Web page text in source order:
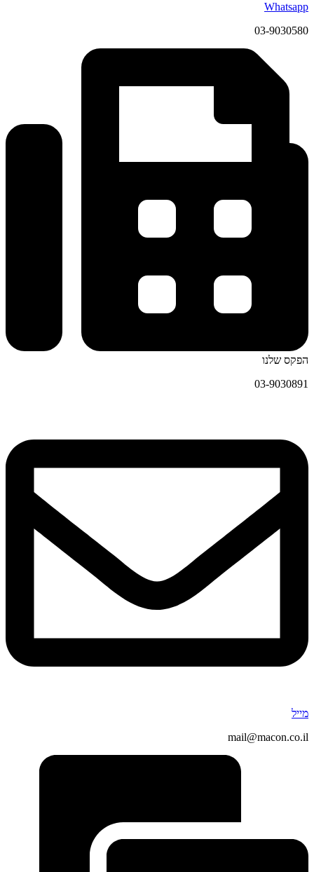
Whatsapp
03-9030580
הפקס שלנו
03-9030891
מייל
mail@macon.co.il